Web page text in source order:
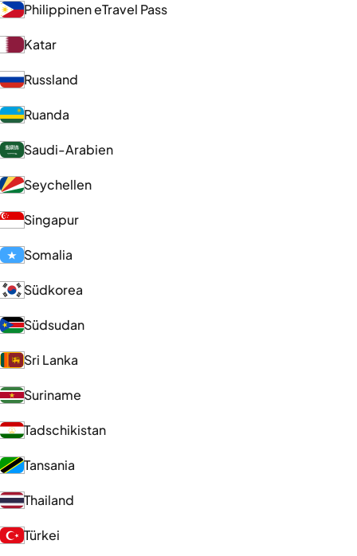
Philippinen eTravel Pass
Katar
Russland
Ruanda
Saudi-Arabien
Seychellen
Singapur
Somalia
Südkorea
Südsudan
Sri Lanka
Suriname
Tadschikistan
Tansania
Thailand
Türkei